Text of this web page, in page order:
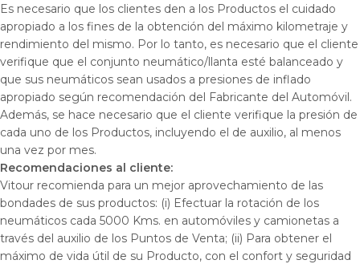
Es necesario que los clientes den a los Productos el cuidado
apropiado a los fines de la obtención del máximo kilometraje y
rendimiento del mismo. Por lo tanto, es necesario que el cliente
verifique que el conjunto neumático/llanta esté balanceado y
que sus neumáticos sean usados a presiones de inflado
apropiado según recomendación del Fabricante del Automóvil.
Además, se hace necesario que el cliente verifique la presión de
cada uno de los Productos, incluyendo el de auxilio, al menos
una vez por mes.
Recomendaciones al cliente:
Vitour recomienda para un mejor aprovechamiento de las
bondades de sus productos: (i) Efectuar la rotación de los
neumáticos cada 5000 Kms. en automóviles y camionetas a
través del auxilio de los Puntos de Venta; (ii) Para obtener el
máximo de vida útil de su Producto, con el confort y seguridad